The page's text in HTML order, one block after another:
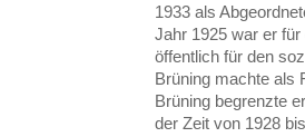
1933 als
Jahr 1925 war er
öffentlich für den
Brüning machte als
Brüning begrenzte
der Zeit von 1928